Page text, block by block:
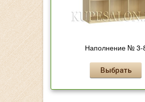
Наполнение № 3-
Выбрать